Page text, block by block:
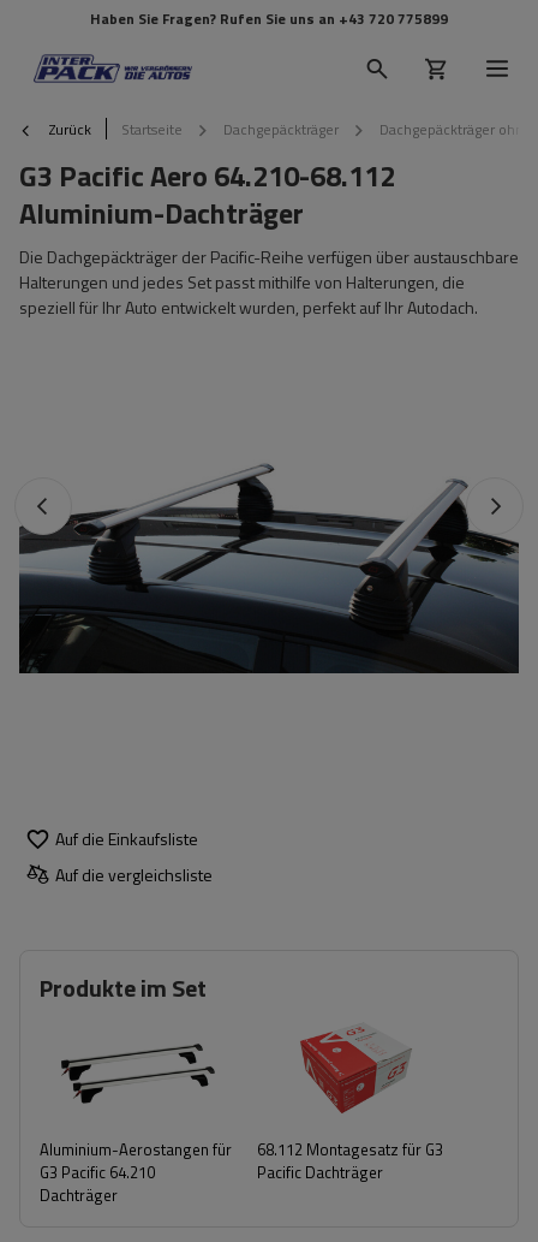
Haben Sie Fragen? Rufen Sie uns an +43 720 775899
Zurück Startseite Dachgepäckträger Dachgepäckträger ohne
G3 Pacific Aero 64.210-68.112
Aluminium-Dachträger
Die Dachgepäckträger der Pacific-Reihe verfügen über austauschbare
Halterungen und jedes Set passt mithilfe von Halterungen, die
speziell für Ihr Auto entwickelt wurden, perfekt auf Ihr Autodach.
Auf die Einkaufsliste
Auf die vergleichsliste
Produkte im Set
Aluminium-Aerostangen für
G3 Pacific 64.210
Dachträger
68.112 Montagesatz für G3
Pacific Dachträger